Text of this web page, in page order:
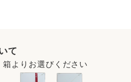
て
よりお選びください